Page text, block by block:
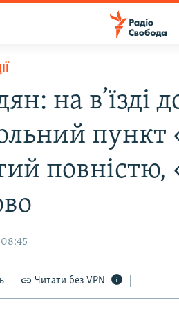
на в’їзді
пункт
Читати без VPN